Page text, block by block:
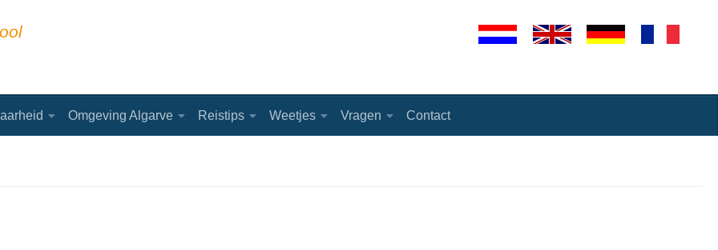
Omgeving Algarve Reistips Weetjes Vragen Contact